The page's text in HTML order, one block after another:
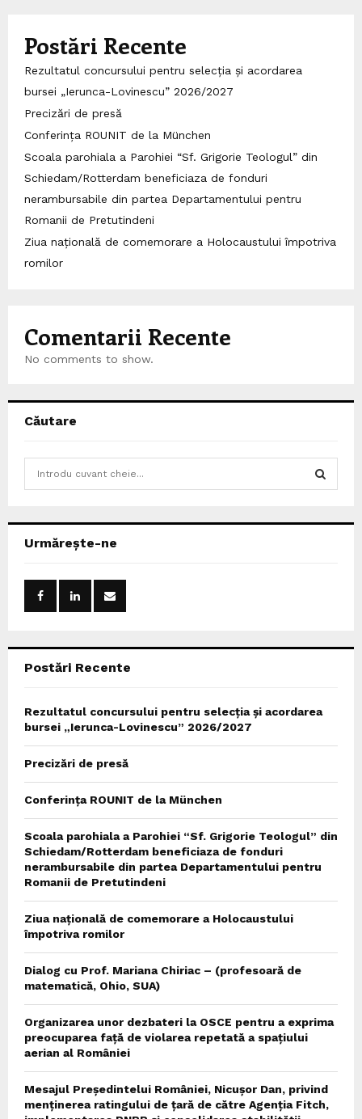
Postări Recente
Rezultatul concursului pentru selecția și acordarea
bursei „Ierunca-Lovinescu” 2026/2027
Precizări de presă
Conferința ROUNIT de la München
Scoala parohiala a Parohiei “Sf. Grigorie Teologul” din
Schiedam/Rotterdam beneficiaza de fonduri
nerambursabile din partea Departamentului pentru
Romanii de Pretutindeni
Ziua națională de comemorare a Holocaustului împotriva
romilor
Comentarii Recente
No comments to show.
Căutare
h
Urmărește-ne
Postări Recente
Rezultatul concursului pentru selecția și acordarea
bursei „Ierunca-Lovinescu” 2026/2027
Precizări de presă
Conferința ROUNIT de la München
Scoala parohiala a Parohiei “Sf. Grigorie Teologul” din
Schiedam/Rotterdam beneficiaza de fonduri
nerambursabile din partea Departamentului pentru
Romanii de Pretutindeni
Ziua națională de comemorare a Holocaustului
împotriva romilor
Dialog cu Prof. Mariana Chiriac – (profesoară de
matematică, Ohio, SUA)
Organizarea unor dezbateri la OSCE pentru a exprima
preocuparea față de violarea repetată a spațiului
aerian al României
Mesajul Președintelui României, Nicușor Dan, privind
menținerea ratingului de țară de către Agenția Fitch,